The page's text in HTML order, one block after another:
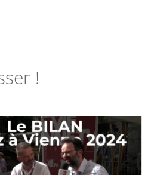
!